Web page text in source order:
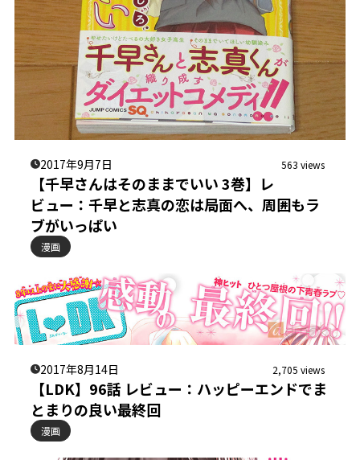
2017年9月7日 563 views
【千早さんはそのままでいい 3巻】レ
ビュー：千早と志真の恋は局面へ、周囲もラ
ブがいっぱい
漫画
2017年8月14日 2,705 views
【LDK】96話 レビュー：ハッピーエンドでま
とまりの良い最終回
漫画